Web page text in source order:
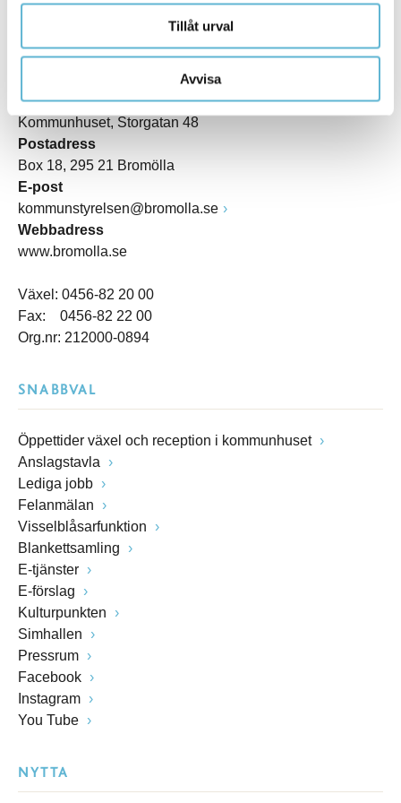
Tillåt urval
Avvisa
KONTAKT
Besöksadress
Kommunhuset, Storgatan 48
Postadress
Box 18, 295 21 Bromölla
E-post
kommunstyrelsen@bromolla.se
Webbadress
www.bromolla.se
Växel: 0456-82 20 00
Fax: 0456-82 22 00
Org.nr: 212000-0894
SNABBVAL
Öppettider växel och reception i kommunhuset
Anslagstavla
Lediga jobb
Felanmälan
Visselblåsarfunktion
Blankettsamling
E-tjänster
E-förslag
Kulturpunkten
Simhallen
Pressrum
Facebook
Instagram
You Tube
NYTTA